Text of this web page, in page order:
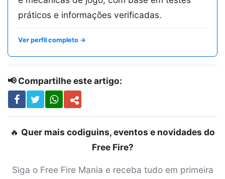
práticos e informações verificadas.
Ver perfil completo →
📢 Compartilhe este artigo:
🔥 Quer mais codiguins, eventos e novidades do
Free Fire?
Siga o Free Fire Mania e receba tudo em primeira